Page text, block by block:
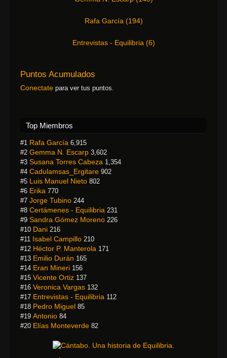
Rafa García (194)
Entrevistas - Equilibria (6)
Puntos Acumulados
Conectate para ver tus puntos.
Top Miembros
#1 Rafa García 6,915
#2 Gemma N. Escarp 3,602
#3 Susana Torres Cabeza 1,354
#4 Cadulamsas_Ergitare 902
#5 Luis Manuel Nieto 802
#6 Erika 770
#7 Jorge Tubino 244
#8 Certámenes - Equilibria 231
#9 Sandra Gómez Moreno 226
#10 Dani 216
#11 Isabel Campillo 210
#12 Héctor P. Manterola 171
#13 Emilio Durán 165
#14 Eran Mineri 156
#15 Vicente Ortiz 137
#16 Veronica Vargas 132
#17 Entrevistas - Equilibria 112
#18 Pedro Miguel 85
#19 Antonio 84
#20 Elías Monteverde 82